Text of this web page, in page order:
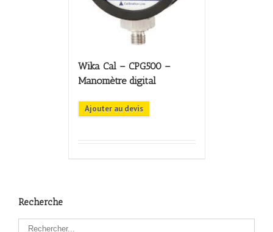
Wika Cal – CPG500 –
Manomètre digital
Ajouter au devis
Recherche